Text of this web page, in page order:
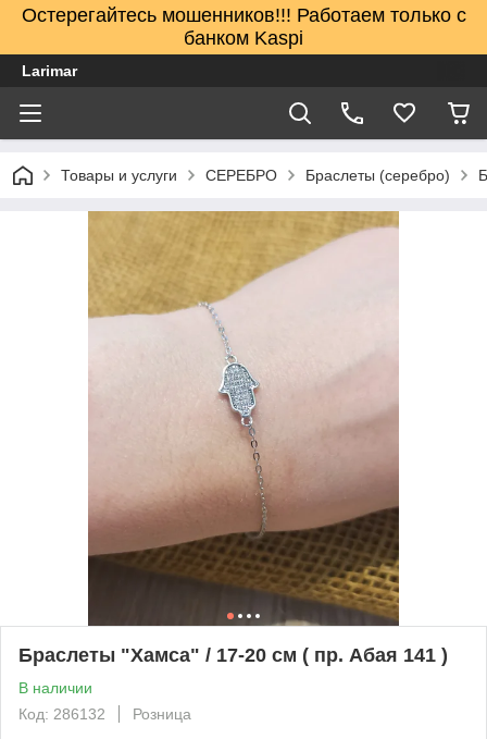
Остерегайтесь мошенников!!! Работаем только с
банком Kaspi
Larimar
Товары и услуги СЕРЕБРО Браслеты (серебро)
Браслеты "Хамса" / 17-20 см ( пр. Абая 141 )
В наличии
Код: 286132
Розница